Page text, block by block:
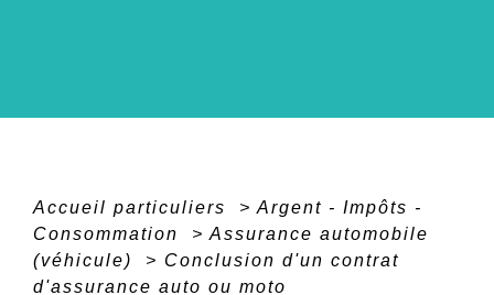
Accueil particuliers > Argent - Impôts -
Consommation
> Assurance automobile
(véhicule)
> Conclusion d'un contrat
d'assurance auto ou moto